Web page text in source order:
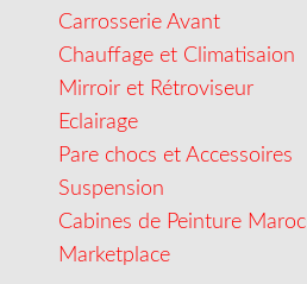
Carrosserie Avant
Chauffage et Climatisaion
Mirroir et Rétroviseur
Eclairage
Pare chocs et Accessoires
Suspension
Cabines de Peinture Maroc
Marketplace